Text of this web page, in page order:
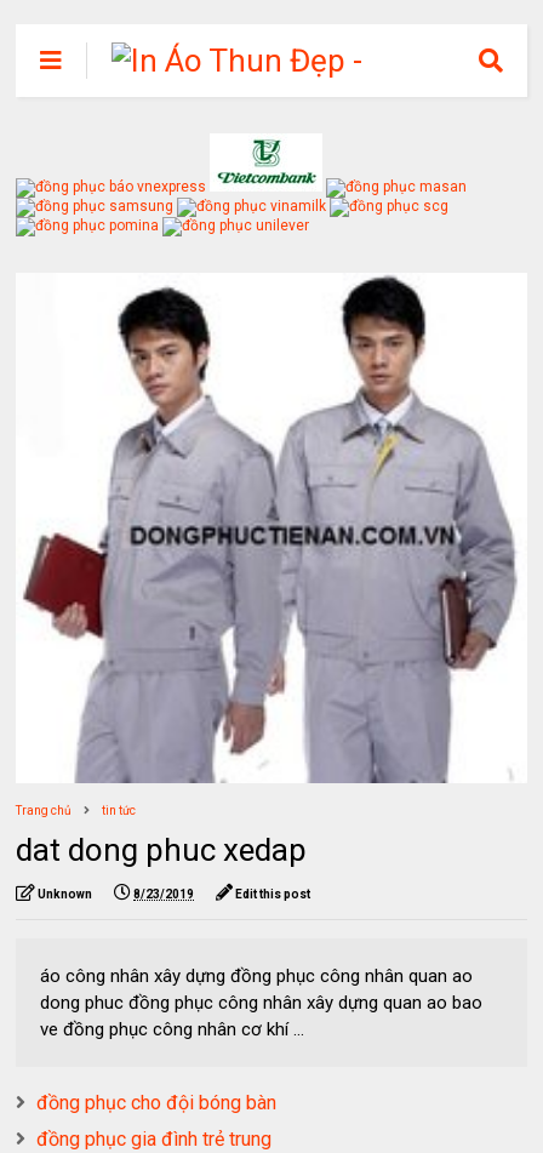
Trang chủ tin tức
dat dong phuc xedap
Unknown 8/23/2019 Edit this post
áo công nhân xây dựng đồng phục công nhân quan ao
dong phuc đồng phục công nhân xây dựng quan ao bao
ve đồng phục công nhân cơ khí ...
đồng phục cho đội bóng bàn
đồng phục gia đình trẻ trung